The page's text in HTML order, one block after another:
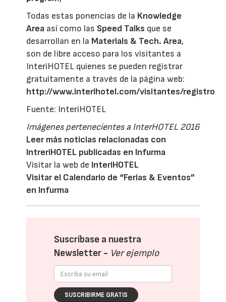
Todas estas ponencias de la Knowledge
Area así como las Speed Talks que se
desarrollan en la Materials & Tech. Area,
son de libre acceso para los visitantes a
InteriHOTEL quienes se pueden registrar
gratuitamente a través de la página web:
http://www.interihotel.com/visitantes/registro
Fuente: InteriHOTEL
Imágenes pertenecientes a InterHOTEL 2016
Leer más noticias relacionadas con
IntreriHOTEL publicadas en Infurma
Visitar la web de InteriHOTEL
Visitar el Calendario de “Ferias & Eventos”
en Infurma
Suscríbase a nuestra
Newsletter - Ver ejemplo
SUSCRIBIRME GRATIS